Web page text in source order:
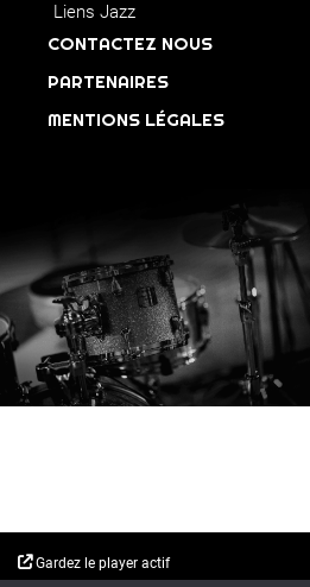
Liens Jazz
CONTACTEZ NOUS
PARTENAIRES
MENTIONS LÉGALES
Gardez le player actif